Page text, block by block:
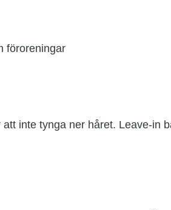
föroreningar
inte tynga ner håret. Leave-in